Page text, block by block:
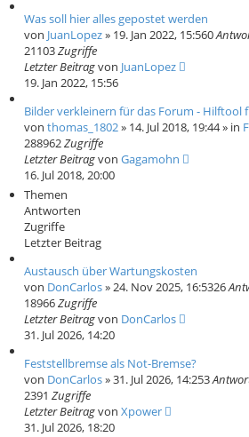
Was soll hier alles gepostet werden
von JuanLopez» 19. Jan 2022, 15:560
21103Zugriffe
Letzter Beitragvon JuanLopez
19. Jan 2022, 15:56
Bilder verkleinern für das Forum - Hilftool
von thomas_1802» 14. Jul 2018, 19:44 » in
288962Zugriffe
Letzter Beitragvon Gagamohn
16. Jul 2018, 20:00
Themen
Antworten
Zugriffe
Letzter Beitrag
Austausch über Wartungskosten
von DonCarlos» 24. Nov 2025, 16:5326
18966Zugriffe
Letzter Beitragvon DonCarlos
31. Jul 2026, 14:20
Feststellbremse als Not-Bremse?
von DonCarlos» 31. Jul 2026, 14:253
2391 Zugriffe
Letzter Beitragvon Xpower
31. Jul 2026, 18:20